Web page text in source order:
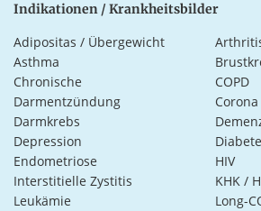
Indikationen / Krankheitsbilder
Adipositas / Übergewicht
Asthma
Chronische
Darmentzündung
COPD
Corona
Darmkrebs
Depression
Endometriose
HIV
Interstitielle Zystitis
KHK /
Leukämie
Long-